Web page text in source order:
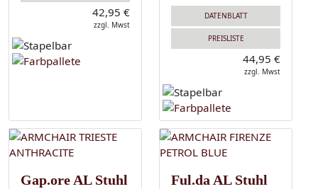
42,95 €
zzgl. Mwst
DATENBLATT
PREISLISTE
44,95 €
zzgl. Mwst
Gap.ore AL Stuhl Ful.da AL Stuhl